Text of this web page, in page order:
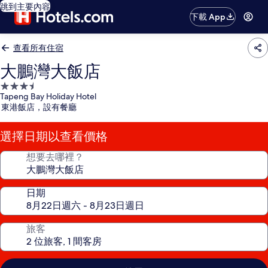
跳到主要內容
下載 App
查看所有住宿
大鵬灣大飯店
3.5
星
級
住
宿
Tapeng Bay Holiday Hotel
東港飯店，設有餐廳
選擇日期以查看價格
想要去哪裡？
日期
旅客